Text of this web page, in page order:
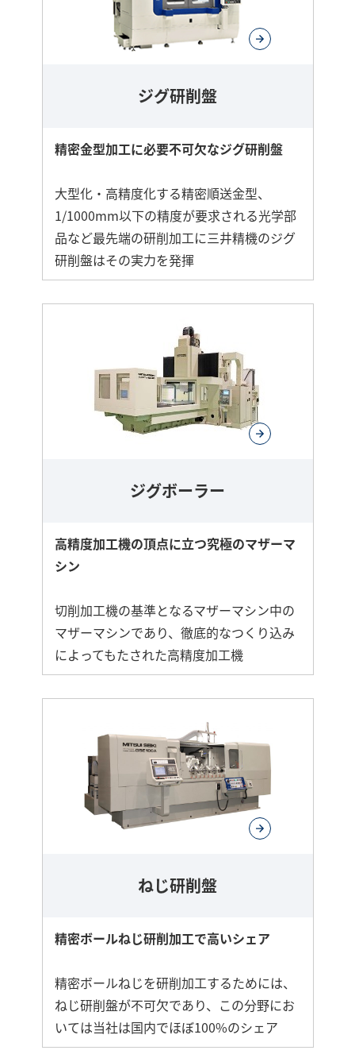
ジグ研削盤
精密金型加工に必要不可欠なジグ研削盤
大型化・高精度化する精密順送金型、
1/1000mm以下の精度が要求される光学部
品など最先端の研削加工に三井精機のジグ
研削盤はその実力を発揮
ジグボーラー
高精度加工機の頂点に立つ究極のマザーマ
シン
切削加工機の基準となるマザーマシン中の
マザーマシンであり、徹底的なつくり込み
によってもたされた高精度加工機
ねじ研削盤
精密ボールねじ研削加工で高いシェア
精密ボールねじを研削加工するためには、
ねじ研削盤が不可欠であり、この分野にお
いては当社は国内でほぼ100%のシェア